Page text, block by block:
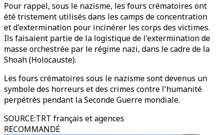
Pour rappel, sous le nazisme, les fours crématoires ont
été tristement utilisés dans les camps de concentration
et d'extermination pour incinérer les corps des victimes.
Ils faisaient partie de la logistique de l'extermination de
masse orchestrée par le régime nazi, dans le cadre de la
Shoah (Holocauste).
Les fours crématoires sous le nazisme sont devenus un
symbole des horreurs et des crimes contre l'humanité
perpétrés pendant la Seconde Guerre mondiale.
SOURCE:TRT français et agences
RECOMMANDÉ